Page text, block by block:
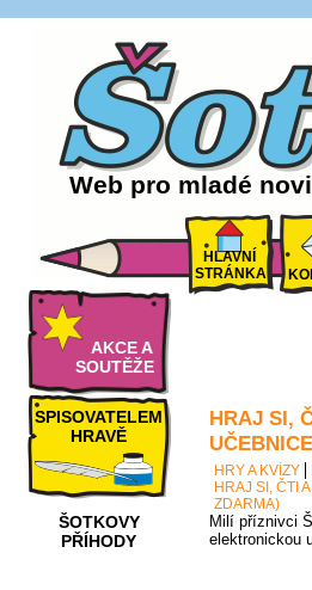
Web pro mladé
HLAVNÍ
STRÁNKA
AKCE A
SOUTĚŽE
SPISOVATELEM
HRAVĚ
ŠOTKOVY
PŘÍHODY
HRAJ SI,
HRY A KVÍZY
HRAJ SI, ČTI
ZDARMA)
Milí příznivci
elektronickou